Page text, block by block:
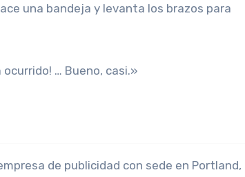
una bandeja y levanta los brazos para
ocurrido! … Bueno, casi.»
de publicidad con sede en Portland,